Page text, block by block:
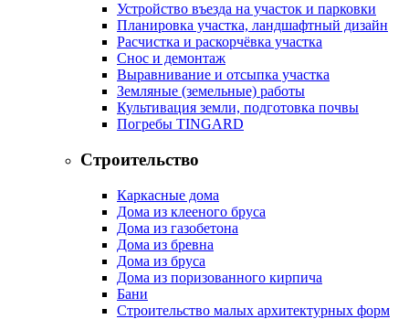
Устройство въезда на участок и парковки
Планировка участка, ландшафтный дизайн
Расчистка и раскорчёвка участка
Снос и демонтаж
Выравнивание и отсыпка участка
Земляные (земельные) работы
Культивация земли, подготовка почвы
Погребы TINGARD
Строительство
Каркасные дома
Дома из клееного бруса
Дома из газобетона
Дома из бревна
Дома из бруса
Дома из поризованного кирпича
Бани
Строительство малых архитектурных форм